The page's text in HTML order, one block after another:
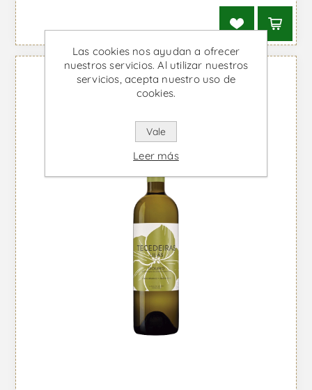
Las cookies nos ayudan a ofrecer
nuestros servicios. Al utilizar nuestros
servicios, acepta nuestro uso de
cookies.
Vale
Leer más